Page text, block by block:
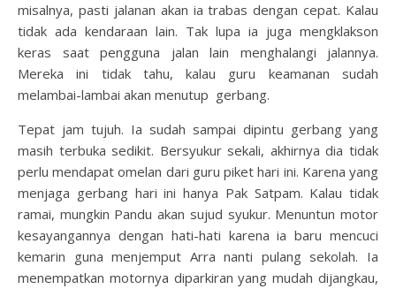
misalnya, pasti jalanan akan ia trabas dengan cepat. Kalau
tidak ada kendaraan lain. Tak lupa ia juga mengklakson
keras saat pengguna jalan lain menghalangi jalannya.
Mereka ini tidak tahu, kalau guru keamanan sudah
melambai-lambai akan menutup gerbang.
Tepat jam tujuh. Ia sudah sampai dipintu gerbang yang
masih terbuka sedikit. Bersyukur sekali, akhirnya dia tidak
perlu mendapat omelan dari guru piket hari ini. Karena yang
menjaga gerbang hari ini hanya Pak Satpam. Kalau tidak
ramai, mungkin Pandu akan sujud syukur. Menuntun motor
kesayangannya dengan hati-hati karena ia baru mencuci
kemarin guna menjemput Arra nanti pulang sekolah. Ia
menempatkan motornya diparkiran yang mudah dijangkau,